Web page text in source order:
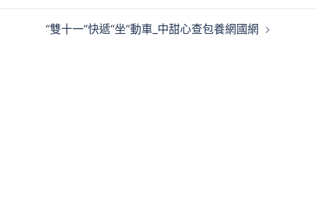
“雙十一”快遞“坐”動車_中甜心查包養網國網